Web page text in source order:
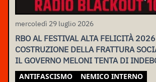
mercoledì 29 luglio 2026
RBO AL FESTIVAL ALTA FELICITÀ
COSTRUZIONE DELLA FRATTURA
IL GOVERNO MELONI TENTA DI
MOVIMENTO
ANTIFASCISMO
NEMICO INTERNO